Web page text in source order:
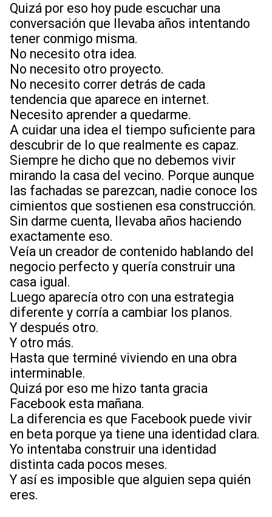
Quizá por eso hoy pude escuchar una
conversación que llevaba años intentando
tener conmigo misma.
No necesito otra idea.
No necesito otro proyecto.
No necesito correr detrás de cada
tendencia que aparece en internet.
Necesito aprender a quedarme.
A cuidar una idea el tiempo suficiente para
descubrir de lo que realmente es capaz.
Siempre he dicho que no debemos vivir
mirando la casa del vecino. Porque aunque
las fachadas se parezcan, nadie conoce los
cimientos que sostienen esa construcción.
Sin darme cuenta, llevaba años haciendo
exactamente eso.
Veía un creador de contenido hablando del
negocio perfecto y quería construir una
casa igual.
Luego aparecía otro con una estrategia
diferente y corría a cambiar los planos.
Y después otro.
Y otro más.
Hasta que terminé viviendo en una obra
interminable.
Quizá por eso me hizo tanta gracia
Facebook esta mañana.
La diferencia es que Facebook puede vivir
en beta porque ya tiene una identidad clara.
Yo intentaba construir una identidad
distinta cada pocos meses.
Y así es imposible que alguien sepa quién
eres.